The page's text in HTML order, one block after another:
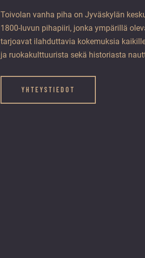
Toivolan vanha piha on Jyväskylän
1800-luvun pihapiiri, jonka ympärillä
tarjoavat ilahduttavia kokemuksia
ja ruokakulttuurista sekä historiasta
YHTEYSTIEDOT